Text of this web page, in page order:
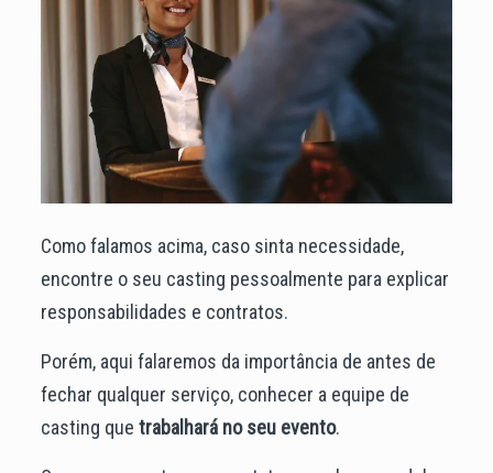
Como falamos acima, caso sinta necessidade,
encontre o seu casting pessoalmente para explicar
responsabilidades e contratos.
Porém, aqui falaremos da importância de antes de
fechar qualquer serviço, conhecer a equipe de
casting que trabalhará no seu evento.